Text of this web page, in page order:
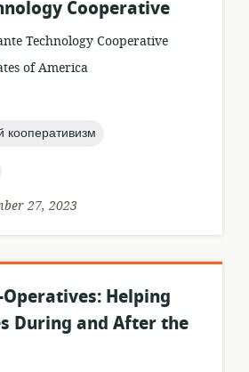
Cooperative
Technology Cooperative
of America
27, 2023
Operatives: Helping
During and After the